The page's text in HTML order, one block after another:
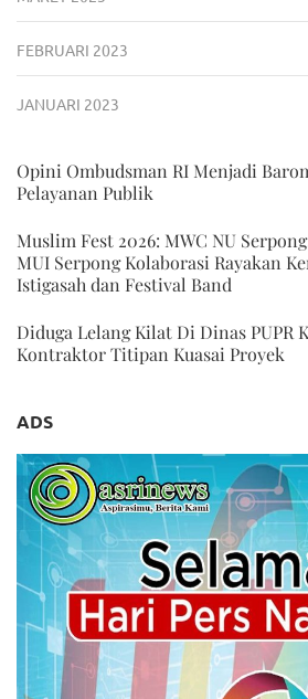
FEBRUARI 2023
JANUARI 2023
Opini Ombudsman RI Menjadi
Pelayanan Publik
Muslim Fest 2026: MWC NU
MUI Serpong Kolaborasi Rayakan
Istigasah dan Festival Band
Diduga Lelang Kilat Di Dinas PUPR
Kontraktor Titipan Kuasai Proyek
ADS